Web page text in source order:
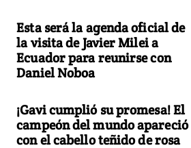
Esta será la agenda oficial de
la visita de Javier Milei a
Ecuador para reunirse con
Daniel Noboa
¡Gavi cumplió su promesa! El
campeón del mundo apareció
con el cabello teñido de rosa